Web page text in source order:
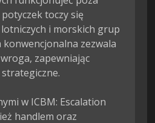
toczy się
i morskich grup
konwencjonalna zezwala
zapewniając
w ICBM: Escalation
handlem oraz